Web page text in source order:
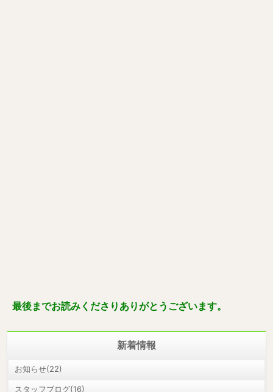
最後までお読みくださりありがとうございます。
新着情報
お知らせ(22)
スタッフブログ(16)